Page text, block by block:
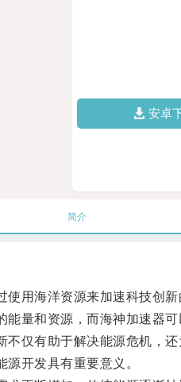
安卓
简介
用海洋资源来加速科技创新
量和资源，而海神加速器可
仅有助于解决能源危机，还
开发具有重要意义。